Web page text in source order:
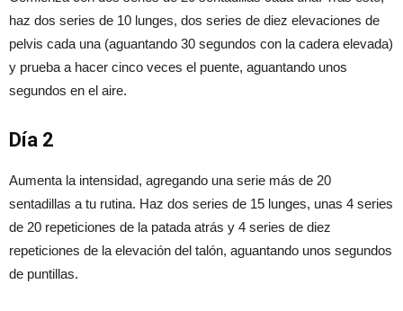
haz dos series de 10 lunges, dos series de diez elevaciones de
pelvis cada una (aguantando 30 segundos con la cadera elevada)
y prueba a hacer cinco veces el puente, aguantando unos
segundos en el aire.
Día 2
Aumenta la intensidad, agregando una serie más de 20
sentadillas a tu rutina. Haz dos series de 15 lunges, unas 4 series
de 20 repeticiones de la patada atrás y 4 series de diez
repeticiones de la elevación del talón, aguantando unos segundos
de puntillas.